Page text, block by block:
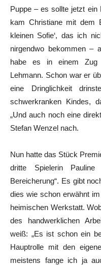
Puppe – es sollte jetzt ein
kam Christiane mit dem
kleinen Sofie‘, das ich
nirgendwo bekommen –
habe es in einem Zug
Lehmann. Schon war er
eine Dringlichkeit
schwerkranken Kindes,
„Und auch noch eine
Stefan Wenzel nach.
Nun hatte das Stück
dritte Spielerin
Bereicherung“. Es gibt
dies wie schon erwähnt
heimischen Werkstatt.
des handwerklichen
weiß: „Es ist schon ein
Hauptrolle mit den
meistens fange ich ja